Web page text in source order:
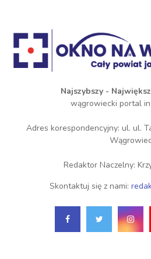
Najszybszy -
wągrowiecki portal
Adres korespondencyjny: ul. ul.
Wągrowiec
Redaktor Naczelny:
Skontaktuj się z nami: